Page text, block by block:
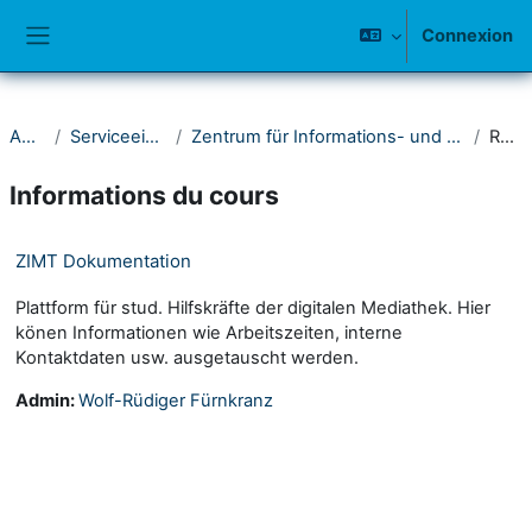
Connexion
Accueil Serviceeinrichtungen Zentrum für Informations- und Medientechnologie (ZIMT) Résumé
Informations du cours
ZIMT Dokumentation
Plattform für stud. Hilfskräfte der digitalen Mediathek. Hier
könen Informationen wie Arbeitszeiten, interne
Kontaktdaten usw. ausgetauscht werden.
Admin:Wolf-Rüdiger Fürnkranz